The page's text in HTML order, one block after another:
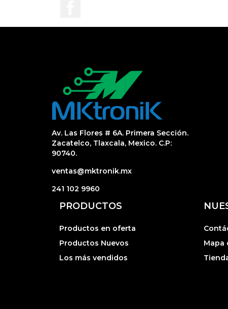
Av. Las Flores # 6A. Primera Sección.
Zacatelco, Tlaxcala, Mexico. C.P:
90740.
ventas@mktronik.mx
241 102 9960
PRODUCTOS
Productos en oferta
Productos Nuevos
Los más vendidos
Mapa